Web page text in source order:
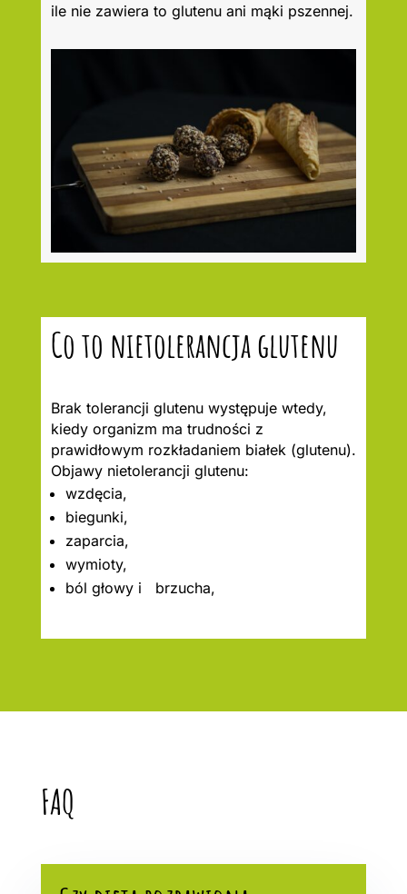
ile nie zawiera to glutenu ani mąki pszennej.
Co to nietolerancja glutenu
Brak tolerancji glutenu występuje wtedy,
kiedy organizm ma trudności z
prawidłowym rozkładaniem białek (glutenu).
Objawy nietolerancji glutenu:
wzdęcia,
biegunki,
zaparcia,
wymioty,
ból głowy i brzucha,
FAQ